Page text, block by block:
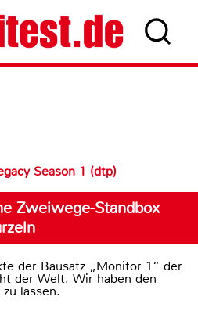
Season 1 (dtp)
Zweiwege-Standbox
der Bausatz „Monitor 1“ der
der Welt. Wir haben den
lassen.